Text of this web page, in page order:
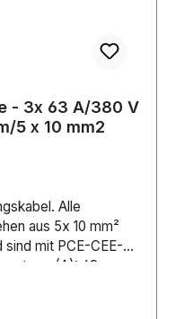
- 3x 63 A/380 V
5 x 10 mm2
Alle
aus 5x 10 mm²
mit PCE-CEE-
(A): 63